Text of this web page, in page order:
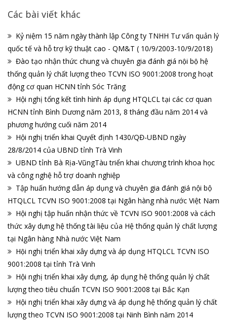
Các bài viết khác
Kỷ niệm 15 năm ngày thành lập Công ty TNHH Tư vấn quản lý
quốc tế và hỗ trợ kỹ thuật cao - QM&T ( 10/9/2003-10/9/2018)
Đào tạo nhận thức chung và chuyên gia đánh giá nội bộ hệ
thống quản lý chất lượng theo TCVN ISO 9001:2008 trong hoạt
động cơ quan HCNN tỉnh Sóc Trăng
Hội nghị tổng kết tình hình áp dụng HTQLCL tại các cơ quan
HCNN tỉnh Bình Dương năm 2013, 8 tháng đầu năm 2014 và
phương hướng cuối năm 2014
Hội nghị triển khai Quyết định 1430/QĐ-UBND ngày
28/8/2014 của UBND tỉnh Trà Vinh
UBND tỉnh Bà Rịa-VũngTàu triển khai chương trình khoa học
và công nghệ hỗ trợ doanh nghiệp
Tập huấn hướng dẫn áp dụng và chuyên gia đánh giá nội bộ
HTQLCL TCVN ISO 9001:2008 tại Ngân hàng nhà nước Việt Nam
Hội nghị tập huấn nhận thức về TCVN ISO 9001:2008 và cách
thức xây dựng hệ thống tài liệu của Hệ thống quản lý chất lượng
tại Ngân hàng Nhà nước Việt Nam
Hội nghị triển khai xây dựng và áp dụng HTQLCL TCVN ISO
9001:2008 tại tỉnh Trà Vinh
Hội nghị triển khai xây dựng, áp dụng hệ thống quản lý chất
lượng theo tiêu chuẩn TCVN ISO 9001:2008 tại Bắc Kạn
Hội nghị triển khai xây dựng và áp dụng hệ thống quản lý chất
lượng theo TCVN ISO 9001:2008 tại Ninh Bình năm 2014